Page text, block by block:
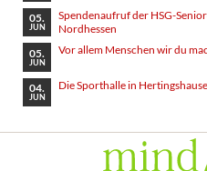
05.
JUN
Spendenaufruf der HSG-
Nordhessen
05.
JUN
Vor allem Menschen wir du
04.
JUN
Die Sporthalle in